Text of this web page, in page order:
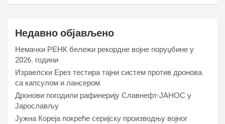
Недавно објављено
Немачки РЕНК бележи рекордне војне поруџбине у
2026. години
Израелски Ерез тестира тајни систем против дронова
са капсулом и лансером
Дронови погодили рафинерију Славнефт-ЈАНОС у
Јарослављу
Јужна Кореја покреће серијску производњу војног